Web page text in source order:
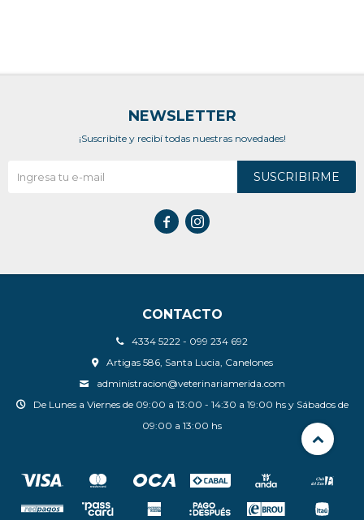
CONTACTO
4334 5222 - 099 234 692
Artigas 586, Santa Lucia, Canelones
administracion@veterinariamerida.com
De Lunes a Viernes de 09:00 a 13:00 - 14:30 a 19:00 hs y Sábados de
09:00 a 13:00 hs
NEWSLETTER
¡Suscribite y recibí todas nuestras novedades!
SUSCRIBIRME
 